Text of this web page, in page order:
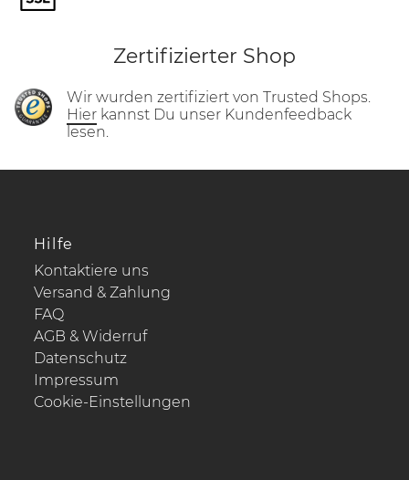
Zertifizierter Shop
Wir wurden zertifiziert von Trusted Shops.
Hier kannst Du unser Kundenfeedback
lesen.
Hilfe
Kontaktiere uns
Versand & Zahlung
FAQ
AGB & Widerruf
Datenschutz
Impressum
Cookie-Einstellungen